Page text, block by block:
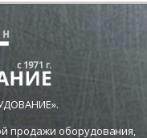
продажи оборудования,